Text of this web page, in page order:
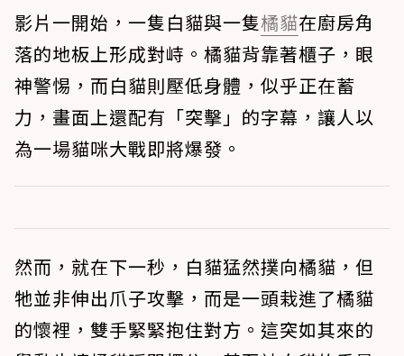
影片一開始，一隻白貓與一隻橘貓在廚房角
落的地板上形成對峙。橘貓背靠著櫃子，眼
神警惕，而白貓則壓低身體，似乎正在蓄
力，畫面上還配有「突擊」的字幕，讓人以
為一場貓咪大戰即將爆發。
然而，就在下一秒，白貓猛然撲向橘貓，但
牠並非伸出爪子攻擊，而是一頭栽進了橘貓
的懷裡，雙手緊緊抱住對方。這突如其來的